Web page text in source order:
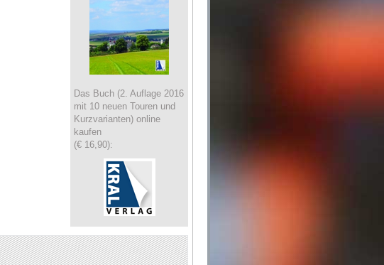
Das Buch (2. Auflage 2016
mit 10 neuen Touren und
Kurzvarianten) online
kaufen
(€ 16,90):